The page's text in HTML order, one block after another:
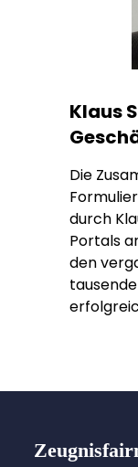
Klaus
Die
durch
Portals
den